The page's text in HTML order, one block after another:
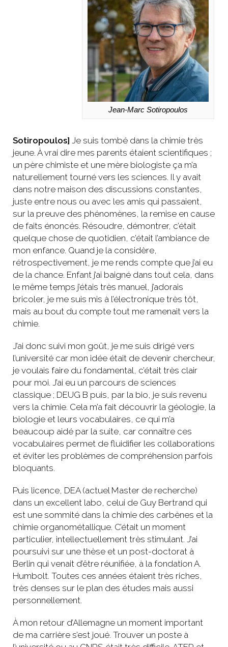
Jean-Marc Sotiropoulos
Sotiropoulos] Je suis tombé dans la chimie très
jeune. À vrai dire mes parents étaient scientifiques ;
un père chimiste et une mère biologiste ça m’a
naturellement tourné vers les sciences. Il y avait
dans notre maison des discussions constantes,
juste entre nous ou avec les amis qui passaient,
sur la preuve des phénomènes, la remise en cause
de faits énoncés. Résoudre, démontrer, c’était
quelque chose de quotidien, c’était l’ambiance de
mon enfance. Quand je la considère,
rétrospectivement, je me rends compte que j’ai eu
de la chance. Enfant j’ai baigné dans tout cela, dans
le même temps j’étais très manuel, j’adorais
bricoler, je me suis mis à l’électronique très tôt,
mais au bout du compte tout me ramenait vers la
chimie.
J’ai donc suivi mon goût, je me suis dirigé vers
l’université car mon idée était de devenir chercheur,
je voulais faire du fondamental, c’était très clair
pour moi. J’ai eu un parcours de sciences
classique ; DEUG B puis, par la bio, je suis revenu
vers la chimie. Cela m’a fait découvrir la géologie, la
biologie et leurs vocabulaires, ce qui m’a
beaucoup aidé par la suite, car connaître ces
vocabulaires permet de fluidifier les collaborations
et éviter les problèmes de compréhension parfois
bloquants.
Puis licence, DEA (actuel Master de recherche)
dans un excellent labo, celui de Guy Bertrand qui
est une sommité dans la chimie des carbènes et la
chimie organométallique. C’était un moment
particulier, intellectuellement très stimulant. J’ai
poursuivi sur une thèse et un post-doctorat à
Berlin qui venait d’être réunifiée, à la fondation A.
Humbolt. Toutes ces années étaient très riches,
très denses sur le plan des études mais aussi
personnellement.
À mon retour d’Allemagne un moment important
de ma carrière s’est joué. Trouver un poste à